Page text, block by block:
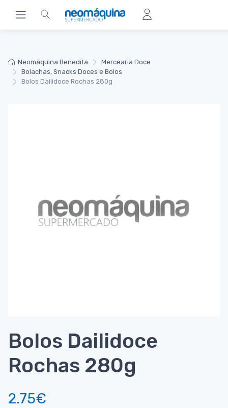
Neomáquina Benedita
Mercearia Doce
Bolachas, Snacks Doces e Bolos
Bolos Dailidoce Rochas 280g
Bolos Dailidoce
Rochas 280g
2.75€